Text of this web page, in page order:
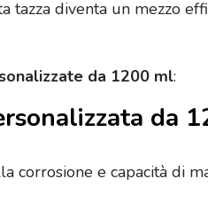
tazza diventa un mezzo
da 1200 ml:
da
corrosione e capacità di